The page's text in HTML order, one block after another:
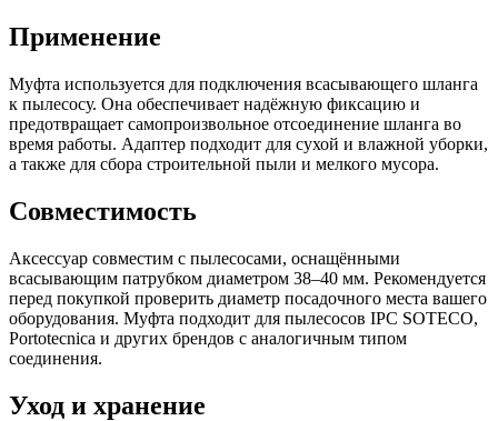
Применение
Муфта используется для подключения всасывающего шланга
к пылесосу. Она обеспечивает надёжную фиксацию и
предотвращает самопроизвольное отсоединение шланга во
время работы. Адаптер подходит для сухой и влажной уборки,
а также для сбора строительной пыли и мелкого мусора.
Совместимость
Аксессуар совместим с пылесосами, оснащёнными
всасывающим патрубком диаметром 38–40 мм. Рекомендуется
перед покупкой проверить диаметр посадочного места вашего
оборудования. Муфта подходит для пылесосов IPC SOTECO,
Portotecnica и других брендов с аналогичным типом
соединения.
Уход и хранение